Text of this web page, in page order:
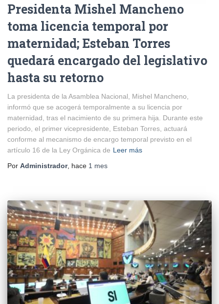
Presidenta Mishel Mancheno
toma licencia temporal por
maternidad; Esteban Torres
quedará encargado del legislativo
hasta su retorno
La presidenta de la Asamblea Nacional, Mishel Mancheno,
informó que se acogerá temporalmente a su licencia por
maternidad, tras el nacimiento de su primera hija. Durante este
periodo, el primer vicepresidente, Esteban Torres, actuará
conforme al mecanismo de encargo temporal previsto en el
artículo 16 de la Ley Orgánica de Leer más
Por Administrador, hace 1 mes